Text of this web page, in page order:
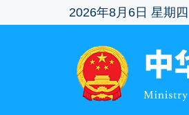
2026年8月6日 星期四